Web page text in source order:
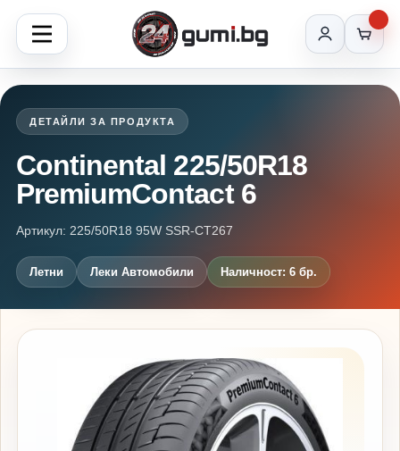
ДЕТАЙЛИ ЗА ПРОДУКТА
Continental 225/50R18
PremiumContact 6
Артикул: 225/50R18 95W SSR-CT267
Летни Леки Автомобили Наличност: 6 бр.